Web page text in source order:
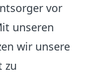
vor
unseren
wir unsere
zu